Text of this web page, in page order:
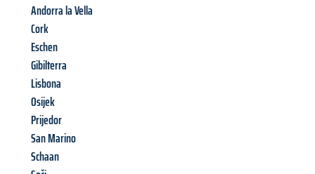
Andorra la Vella
Cork
Eschen
Gibilterra
Lisbona
Osijek
Prijedor
San Marino
Schaan